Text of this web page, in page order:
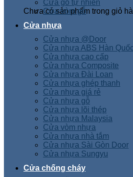
Chưa có sản phẩm trong giỏ
Cửa gỗ tự nhiên
Cửa vòm gỗ
Cửa nhựa
Cửa nhựa @Door
Cửa nhựa ABS Hàn Quốc
Cửa nhựa cao cấp
Cửa nhựa Composite
Cửa nhựa Đài Loan
Cửa nhựa ghép thanh
Cửa nhựa giá rẻ
Cửa nhựa gỗ
Cửa nhựa lõi thép
Cửa nhựa Malaysia
Cửa vòm nhựa
Cửa nhựa nhà tắm
Cửa nhựa Sài Gòn Door
Cửa nhựa Sungyu
Cửa chống cháy